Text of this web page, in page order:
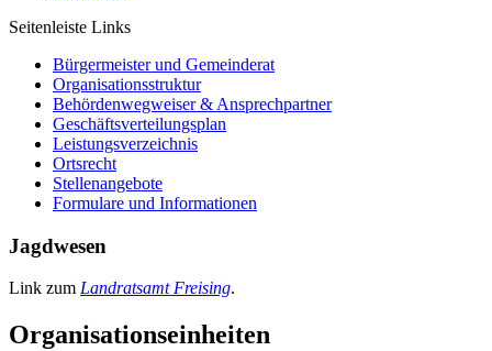
Seitenleiste Links
Bürgermeister und Gemeinderat
Organisationsstruktur
Behördenwegweiser & Ansprechpartner
Geschäftsverteilungsplan
Leistungsverzeichnis
Ortsrecht
Stellenangebote
Formulare und Informationen
Jagdwesen
Link zum Landratsamt Freising.
Organisationseinheiten